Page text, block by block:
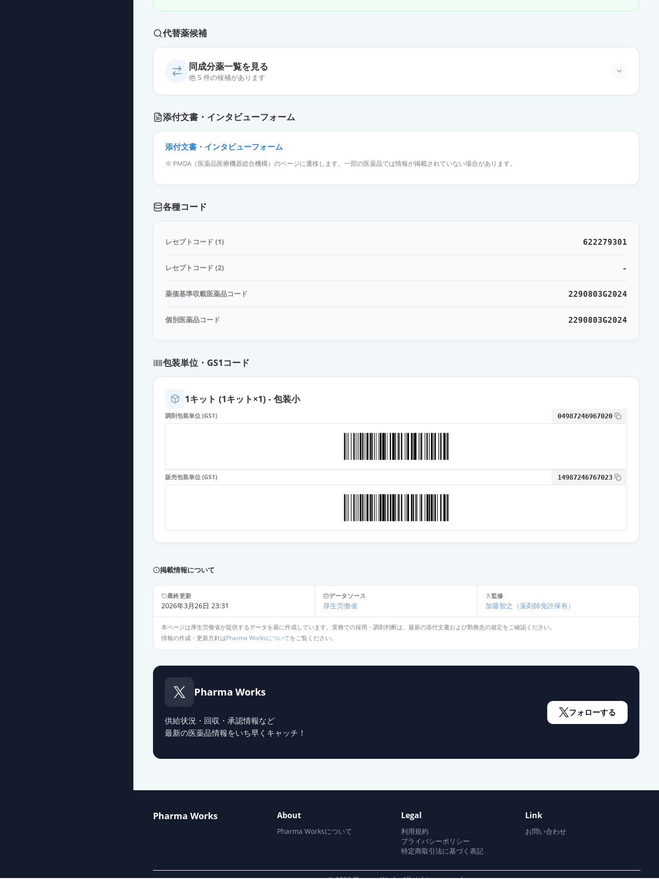
代替薬候補
同成分薬一覧を見る
他 5 件の候補があります
薬価 2367.40 円
レルベア100エリプタ14吸入用
レルベア100エリプタ30吸入用
薬価 5072.60 円
添付文書・インタビューフォーム
添付文書・インタビューフォーム
※ PMDA（医薬品医療機器総合機構）のページに遷移します。一部の医薬品では情報が掲載されていない場合があります。
各種コード
レセプトコード (1) 622279301
レセプトコード (2) -
薬価基準収載医薬品コード 2290803G2024
個別医薬品コード 2290803G2024
包装単位・GS1コード
1キット (1キット×1) - 包装小
調剤包装単位 (GS1) 04987246967020
販売包装単位 (GS1) 14987246767023
掲載情報について
最終更新
2026年3月26日 23:31
データソース
厚生労働省
監修
加藤智之 （薬剤師免許保有）
本ページは厚生労働省が提供するデータを基に作成しています。実務での採用・調剤判断は、最新の添付文書および勤務先の規定をご確認ください。
情報の作成・更新方針はPharma Worksについてをご覧ください。
Pharma Works
供給状況・回収・承認情報など
最新の医薬品情報をいち早くキャッチ！
フォローする
Pharma Works About
Pharma Worksについて
Legal
利用規約
プライバシーポリシー
特定商取引法に基づく表記
Link
お問い合わせ